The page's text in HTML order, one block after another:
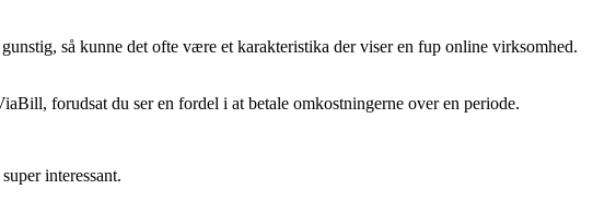
så kunne det ofte være et karakteristika der viser en fup online virksomhed.
forudsat du ser en fordel i at betale omkostningerne over en periode.
interessant.